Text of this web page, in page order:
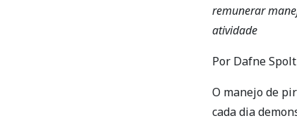
remunerar
atividade
Por Dafne
O manejo de
cada dia